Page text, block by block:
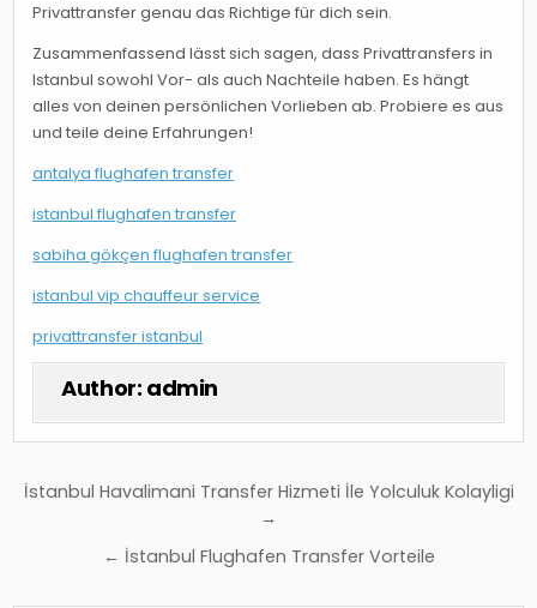
Privattransfer genau das Richtige für dich sein.
Zusammenfassend lässt sich sagen, dass Privattransfers in
Istanbul sowohl Vor- als auch Nachteile haben. Es hängt
alles von deinen persönlichen Vorlieben ab. Probiere es aus
und teile deine Erfahrungen!
antalya flughafen transfer
istanbul flughafen transfer
sabiha gökçen flughafen transfer
istanbul vip chauffeur service
privattransfer istanbul
Author: admin
Yazı
İstanbul Havalimani Transfer Hizmeti İle Yolculuk Kolayligi
→
← İstanbul Flughafen Transfer Vorteile